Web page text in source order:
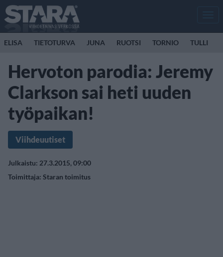
ELISA TIETOTURVA JUNA RUOTSI TORNIO TULLI
Hervoton parodia: Jeremy
Clarkson sai heti uuden
työpaikan!
Viihdeuutiset
Julkaistu: 27.3.2015, 09:00
Toimittaja: Staran toimitus